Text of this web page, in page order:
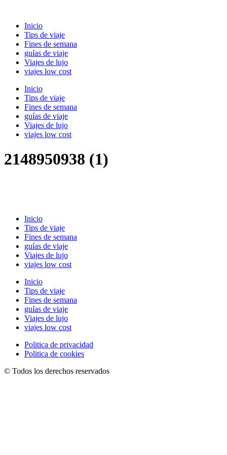
contenido
Inicio
Tips de viaje
Fines de semana
guías de viaje
Viajes de lujo
viajes low cost
Inicio
Tips de viaje
Fines de semana
guías de viaje
Viajes de lujo
viajes low cost
2148950938 (1)
Inicio
Tips de viaje
Fines de semana
guías de viaje
Viajes de lujo
viajes low cost
Inicio
Tips de viaje
Fines de semana
guías de viaje
Viajes de lujo
viajes low cost
Politica de privacidad
Politica de cookies
© Todos los derechos reservados